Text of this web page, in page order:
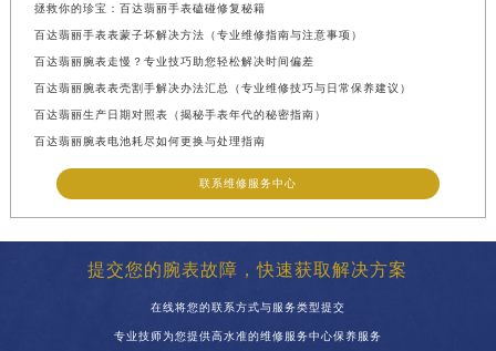
拯救你的珍宝：百达翡丽手表磕碰修复秘籍
百达翡丽手表表蒙子坏解决方法（专业维修指南与注意事项）
百达翡丽腕表走慢？专业技巧助您轻松解决时间偏差
百达翡丽腕表表壳割手解决办法汇总（专业维修技巧与日常保养建议）
百达翡丽生产日期对照表（揭秘手表年代的秘密指南）
百达翡丽腕表电池耗尽如何更换与处理指南
联系维修服务中心
提交您的腕表故障，快速获取解决方案
在线将您的联系方式与服务类型提交
专业技师为您提供高水准的维修服务中心保养服务